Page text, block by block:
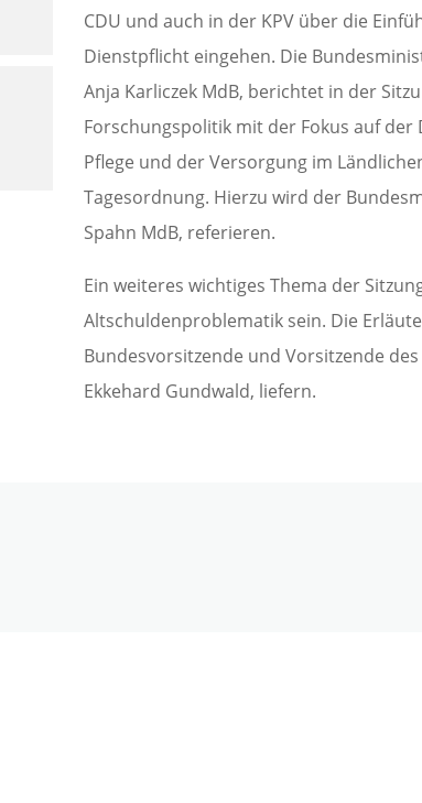
CDU und auch in der KPV über die
Dienstpflicht eingehen. Die
Anja Karliczek MdB, berichtet in der
Forschungspolitik mit der Fokus auf
Pflege und der Versorgung im
Tagesordnung. Hierzu wird der
Spahn MdB, referieren.
Ein weiteres wichtiges Thema der
Altschuldenproblematik sein. Die
Bundesvorsitzende und Vorsitzende
Ekkehard Gundwald, liefern.